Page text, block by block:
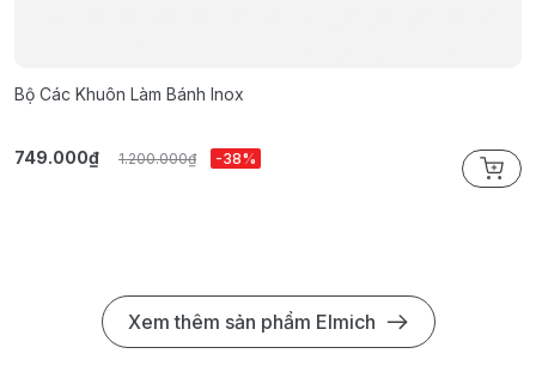
Bộ Các Khuôn Làm Bánh Inox
749.000₫ 1.200.000₫ -38%
Xem thêm sản phẩm Elmich